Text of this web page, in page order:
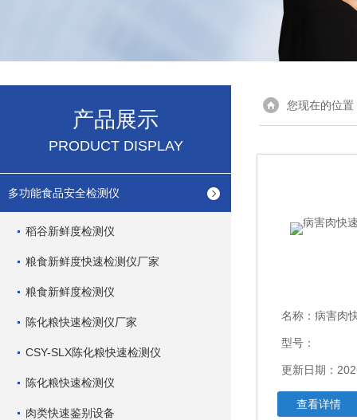
产品展示
PRODUCT DISPLAY
多功能食品安全检测仪
稻谷新鲜度检测仪
粮食新鲜度快速检测仪厂家
粮食新鲜度检测仪
陈化粮快速检测仪厂家
CSY-SLX陈化粮快速检测仪
陈化粮快速检测仪
肉类快速鉴别设备
您现在的位置
名称： 病害肉
型号：
更新日期：
查看详情